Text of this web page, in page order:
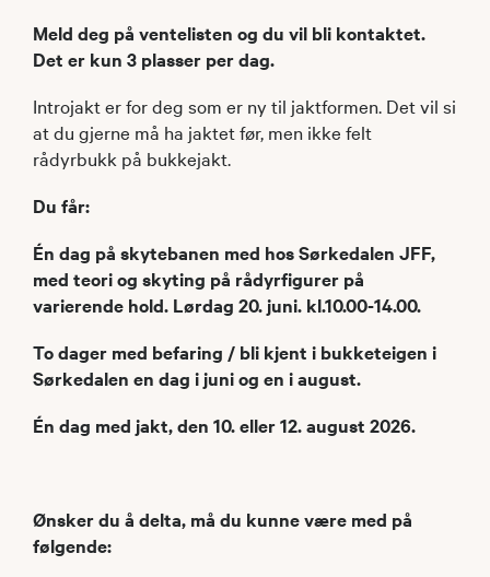
Meld deg på ventelisten og du vil bli kontaktet.
Det er kun 3 plasser per dag.
Introjakt er for deg som er ny til jaktformen. Det vil si
at du gjerne må ha jaktet før, men ikke felt
rådyrbukk på bukkejakt.
Du får:
Én dag på skytebanen med hos Sørkedalen JFF,
med teori og skyting på rådyrfigurer på
varierende hold. Lørdag 20. juni. kl.10.00-14.00.
To dager med befaring / bli kjent i bukketeigen i
Sørkedalen en dag i juni og en i august.
Én dag med jakt, den 10. eller 12. august 2026.
Ønsker du å delta, må du kunne være med på
følgende: